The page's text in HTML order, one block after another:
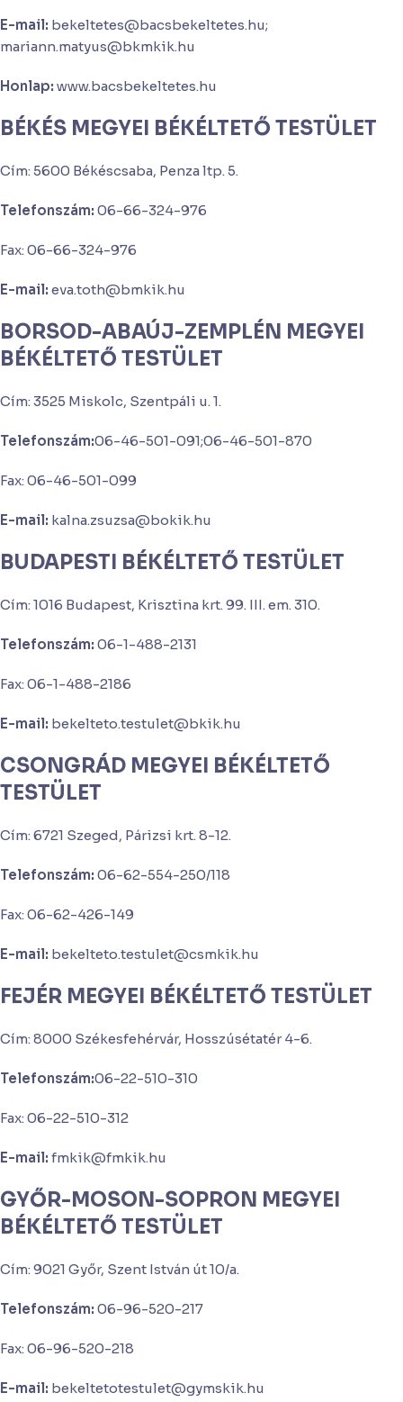
E-mail: bekeltetes@bacsbekeltetes.hu;
mariann.matyus@bkmkik.hu
Honlap: www.bacsbekeltetes.hu
BÉKÉS MEGYEI BÉKÉLTETŐ TESTÜLET
Cím: 5600 Békéscsaba, Penza ltp. 5.
Telefonszám: 06-66-324-976
Fax: 06-66-324-976
E-mail: eva.toth@bmkik.hu
BORSOD-ABAÚJ-ZEMPLÉN MEGYEI
BÉKÉLTETŐ TESTÜLET
Cím: 3525 Miskolc, Szentpáli u. 1.
Telefonszám:06-46-501-091;06-46-501-870
Fax: 06-46-501-099
E-mail: kalna.zsuzsa@bokik.hu
BUDAPESTI BÉKÉLTETŐ TESTÜLET
Cím: 1016 Budapest, Krisztina krt. 99. III. em. 310.
Telefonszám: 06-1-488-2131
Fax: 06-1-488-2186
E-mail: bekelteto.testulet@bkik.hu
CSONGRÁD MEGYEI BÉKÉLTETŐ
TESTÜLET
Cím: 6721 Szeged, Párizsi krt. 8-12.
Telefonszám: 06-62-554-250/118
Fax: 06-62-426-149
E-mail: bekelteto.testulet@csmkik.hu
FEJÉR MEGYEI BÉKÉLTETŐ TESTÜLET
Cím: 8000 Székesfehérvár, Hosszúsétatér 4-6.
Telefonszám:06-22-510-310
Fax: 06-22-510-312
E-mail: fmkik@fmkik.hu
GYŐR-MOSON-SOPRON MEGYEI
BÉKÉLTETŐ TESTÜLET
Cím: 9021 Győr, Szent István út 10/a.
Telefonszám: 06-96-520-217
Fax: 06-96-520-218
E-mail: bekeltetotestulet@gymskik.hu